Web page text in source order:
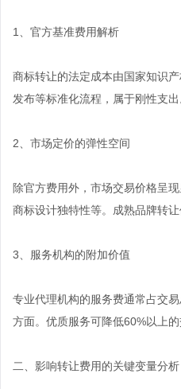
1、官方基准费用解析
商标转让的法定成本由国家知识
发布等标准化流程，属于刚性支
2、市场定价的弹性空间
除官方费用外，市场交易价格呈
商标设计独特性等。成熟品牌转
3、服务机构的附加价值
专业代理机构的服务费通常占交
方面。优质服务可降低60%以上
二、影响转让费用的关键变量分析